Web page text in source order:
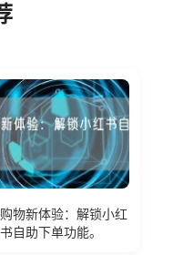
物新体验：解锁小红
书自助下单功能。